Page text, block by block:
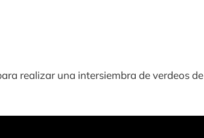
realizar una intersiembra de verdeos de